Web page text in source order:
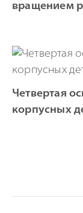
вращением
Четвертая
корпусных